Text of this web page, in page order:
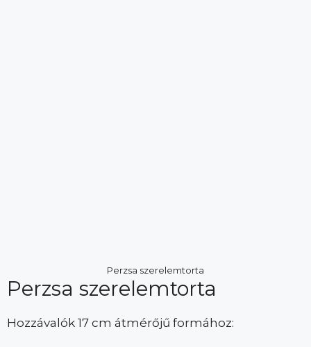
Perzsa szerelemtorta
Perzsa szerelemtorta
Hozzávalók 17 cm átmérőjű formához: